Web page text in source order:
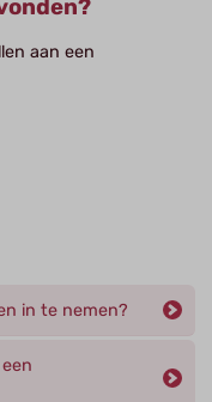
aan een
in te nemen?